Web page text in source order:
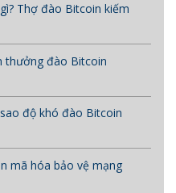
Thợ đào Bitcoin kiếm
thưởng đào Bitcoin
độ khó đào Bitcoin
mã hóa bảo vệ mạng